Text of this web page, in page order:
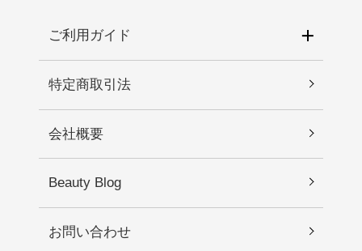
ご利用ガイド
特定商取引法
会社概要
Beauty Blog
お問い合わせ